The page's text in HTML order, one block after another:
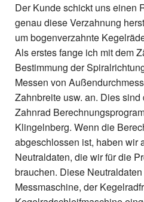
Der Kunde schickt uns einen
genau diese Verzahnung
um bogenverzahnte
Als erstes fange ich mit dem
Bestimmung der
Messen von
Zahnbreite usw. an. Dies
Zahnrad
Klingelnberg. Wenn die
abgeschlossen ist, haben wir
Neutraldaten, die wir für die
brauchen. Diese
Messmaschine, der